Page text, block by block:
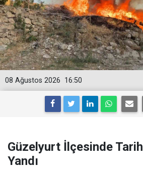
16:50
08 Ağustos 2026
Güzelyurt İlçesinde
Yandı